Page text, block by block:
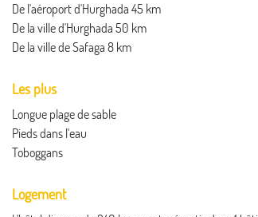
De l'aéroport d'Hurghada 45 km
De la ville d'Hurghada 50 km
De la ville de Safaga 8 km
Les plus
Longue plage de sable
Pieds dans l'eau
Toboggans
Logement